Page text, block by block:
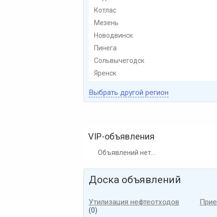
Котлас
Мезень
Новодвинск
Пинега
Сольвычегодск
Яренск
Выбрать другой регион
VIP-объявления
Объявлений нет...
Доска объявлений
Утилизация нефтеотходов
(0)